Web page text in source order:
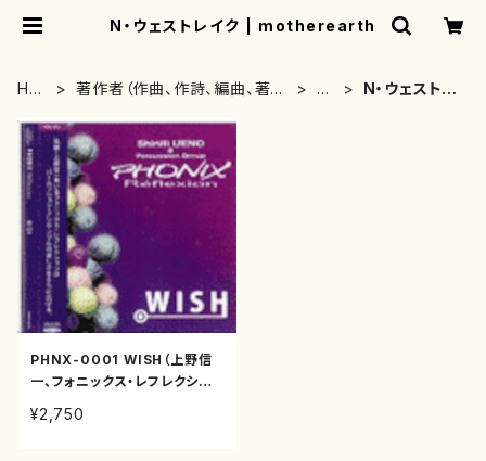
N・ウェストレイク | motherearth
HO
著作者（作曲、作詩、編曲、著
あ
N・ウェストレ
PHNX-0001 WISH（上野信
一、フォニックス・レフレクショ
他/CD）
¥2,750